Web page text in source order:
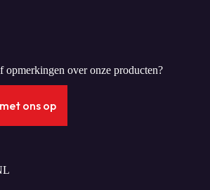
opmerkingen over onze producten?
ons op